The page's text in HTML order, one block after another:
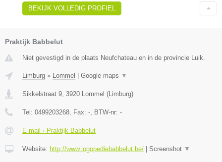
BEKIJK VOLLEDIG PROFIEL
Praktijk Babbelut
Niet gevestigd in de plaats Neufchateau en in de provincie Luik.
Limburg » Lommel | Google maps ▼
Sikkelstraat 9 3920 Lommel (Limburg)
Tel: 0499203268 , Fax: - , BTW-nr: -
E-mail › Praktijk Babbelut
Website: http://www.logopediebabbelut.be/ | Screenshot ▼